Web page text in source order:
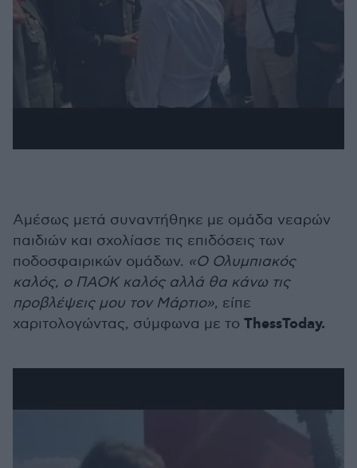
Αμέσως μετά συναντήθηκε με ομάδα νεαρών
παιδιών και σχολίασε τις επιδόσεις των
ποδοσφαιρικών ομάδων. «Ο Ολυμπιακός
καλός, ο ΠΑΟΚ καλός αλλά θα κάνω τις
προβλέψεις μου τον Μάρτιο», είπε
χαριτολογώντας, σύμφωνα με το ThessToday.